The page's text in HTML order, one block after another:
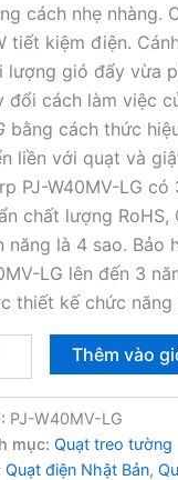
cách nhẹ nhàng.
tiết kiệm điện.
lượng gió đẩy vừa
đổi cách làm việc
bằng cách thức
liền với quạt và
PJ-W40MV-LG
chất lượng RoHS,
năng là 4 sao. Bảo
LG lên đến 3
thiết kế chức năng
Thêm vào
PJ-W40MV-LG
mục: Quạt treo tường
Quạt điện Nhật Bản,